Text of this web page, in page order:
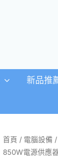
新品推
首頁 / 電腦設備 /
850W電源供應
HP
Z800